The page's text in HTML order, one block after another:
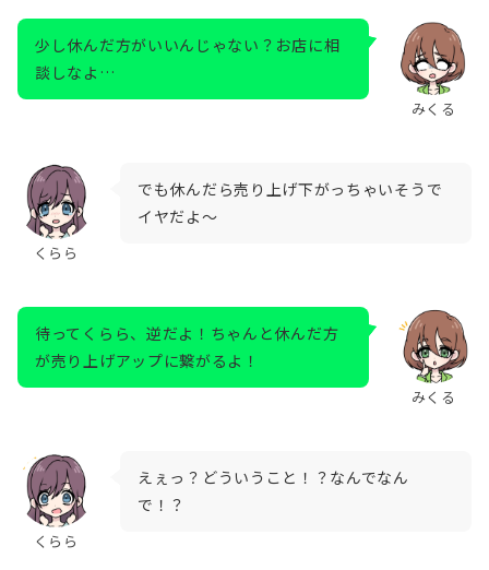
みくる
少し休んだ方がいいんじゃない？お店に相
談しなよ…
くらら
でも休んだら売り上げ下がっちゃいそうで
イヤだよ～
みくる
待ってくらら、逆だよ！ちゃんと休んだ方
が売り上げアップに繋がるよ！
くらら
えぇっ？どういうこと！？なんでなん
で！？